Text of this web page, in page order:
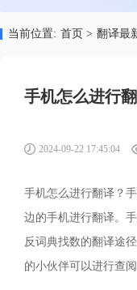
当前位置: 首页 > 翻译最
手机怎么进行
2024-09-22 17:45:04
手机怎么进行翻译？
边的手机进行翻译。
反词典找数的翻译途
的小伙伴可以进行查